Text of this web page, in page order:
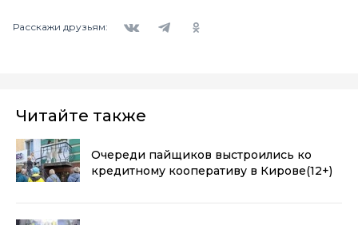
Расскажи друзьям:
Читайте также
Очереди пайщиков выстроились ко
кредитному кооперативу в Кирове(12+)